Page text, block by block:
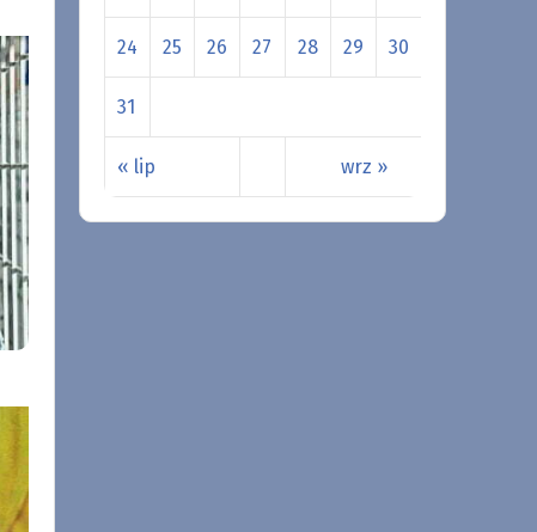
« lip wrz »
24 25 26 27 28 29 30
31